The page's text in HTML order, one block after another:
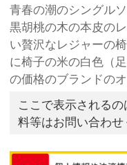
青春の潮のシングル
黒胡桃の木の本皮の
い贅沢なレジャーの
に椅子の米の白色（
の価格のブランドの
ここで表示される
料等はお問い合わせ